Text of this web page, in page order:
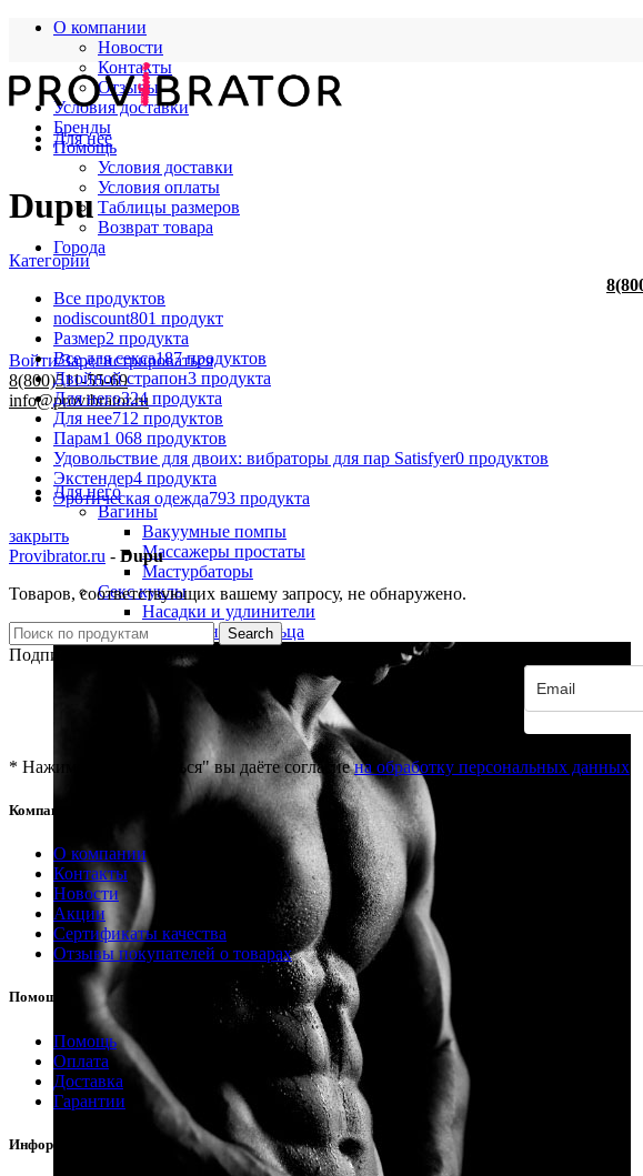
О компании
Новости
Контакты
Отзывы
Условия доставки
Бренды
Помощь
Условия доставки
Условия оплаты
Таблицы размеров
Возврат товара
Города
Войти/Зарегистрироваться
8(800)511-55-69
info@provibrator.ru
Для нее
Для него
Вагины
Вакуумные помпы
Массажеры простаты
Мастурбаторы
Секс куклы
Насадки и удлинители
Эрекционные кольца
Dupu
Категории
Все продуктов
nodiscount801 продукт
Размер2 продукта
Все для секса187 продуктов
Двойной страпон3 продукта
Для него324 продукта
Для нее712 продуктов
Парам1 068 продуктов
Удовольствие для двоих: вибраторы для пар Satisfyer0 продуктов
Экстендер4 продукта
Эротическая одежда793 продукта
закрыть
Provibrator.ru - Dupu
Товаров, соответствующих вашему запросу, не обнаружено.
Search
Подписка на новости
* Нажимая "Подписаться" вы даёте согласиена обработку персональных данных
Компания
О компании
Контакты
Новости
Акции
Сертификаты качества
Отзывы покупателей о товарах
Помощь
Помощь
Оплата
Доставка
Гарантии
Информация